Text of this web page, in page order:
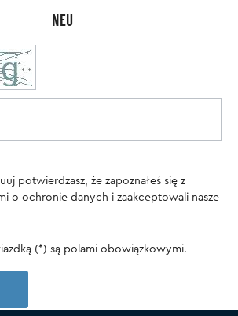
NEU
potwierdzasz, że zapoznałeś się z
o ochronie danych i zaakceptowali nasze
(*) są polami obowiązkowymi.